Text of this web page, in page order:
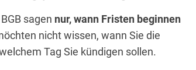
sagen nur, wann Fristen beginnen
nicht wissen, wann Sie die
Tag Sie kündigen sollen.